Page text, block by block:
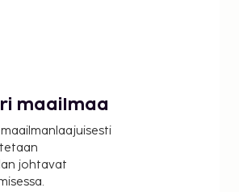
maailmaa
johtavat